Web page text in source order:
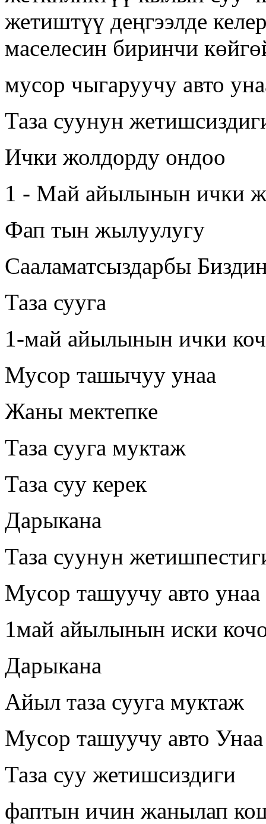
жетиштүү деңгээлде
маселесин биринчи
мусор чыгаруучу авто
Таза суунун
Ички жолдорду ондоо
1 - Май айылынын ички
Фап тын жылуулугу
Сааламатсыздарбы
Таза сууга
1-май айылынын ички
Мусор ташычуу унаа
Жаны мектепке
Таза сууга муктаж
Таза суу керек
Дарыкана
Таза суунун
Мусор ташуучу авто унаа
1май айылынын иски
Дарыкана
Айыл таза сууга муктаж
Мусор ташуучу авто Унаа
Таза суу жетишсиздиги
фаптын ичин жанылап